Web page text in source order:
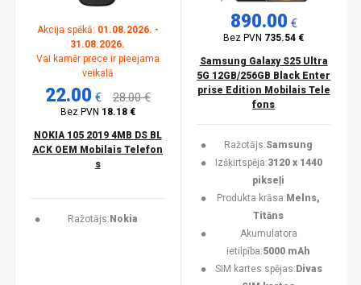
Akcija spēkā: 01.08.2026. -
31.08.2026.
Vai kamēr prece ir pieejama
veikalā
22.00 € 28.00 €
Bez PVN 18.18 €
NOKIA 105 2019 4MB DS BL
ACK OEM Mobilais Telefon
s
Ražotājs: Nokia
890.00 €
Bez PVN 735.54 €
Samsung Galaxy S25 Ultra
5G 12GB/256GB Black Enter
prise Edition Mobilais Tele
fons
Ražotājs:Samsung
Izšķirtspēja:3120 x 1440
pikseļi
Produkta krāsa: Melns,
Titāns
Akumulatora
ietilpība:5000 mAh
SIM kartes spējas: Divas